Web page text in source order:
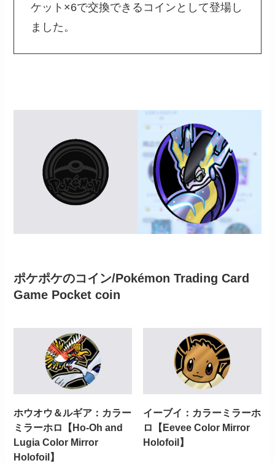
ケット×6で交換できるコインとして登場し
ました。
ポケポケのコイン/Pokémon Trading Card
Game Pocket coin
ホウオウ＆ルギア：カラー
ミラーホロ【Ho-Oh and
Lugia Color Mirror
Holofoil】
イーブイ：カラーミラーホ
ロ【Eevee Color Mirror
Holofoil】